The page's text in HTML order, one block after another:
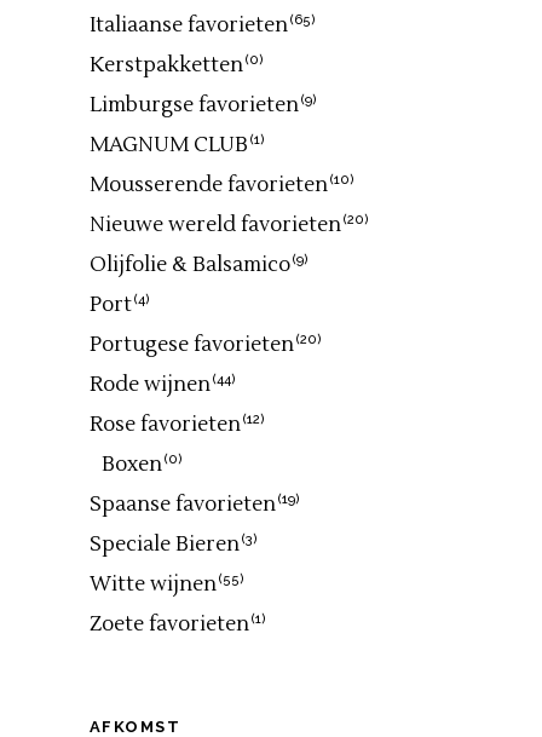
Italiaanse favorieten(65)
Kerstpakketten(0)
Limburgse favorieten(9)
MAGNUM CLUB (1)
Mousserende favorieten(10)
Nieuwe wereld favorieten(20)
Olijfolie & Balsamico(9)
Port(4)
Portugese favorieten(20)
Rode wijnen(44)
Rose favorieten(12)
Boxen(0)
Spaanse favorieten(19)
Speciale Bieren(3)
Witte wijnen(55)
Zoete favorieten(1)
AFKOMST